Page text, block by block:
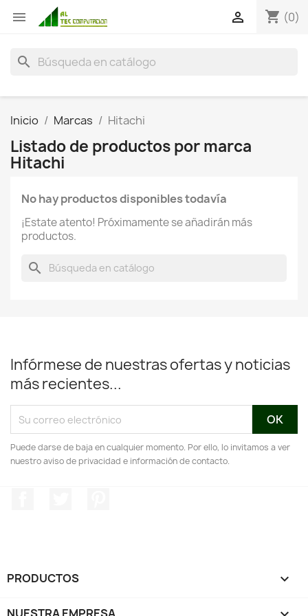
 shopping_cart (0)

search
Inicio Marcas Hitachi
Listado de productos por marca
Hitachi
No hay productos disponibles todavía
¡Estate atento! Próximamente se añadirán más
productos.
search
Infórmese de nuestras ofertas y noticias
más recientes...
Puede darse de baja en cualquier momento. Por ello, lo invitamos a ver
nuestro aviso de privacidad e información de contacto.
PRODUCTOS 